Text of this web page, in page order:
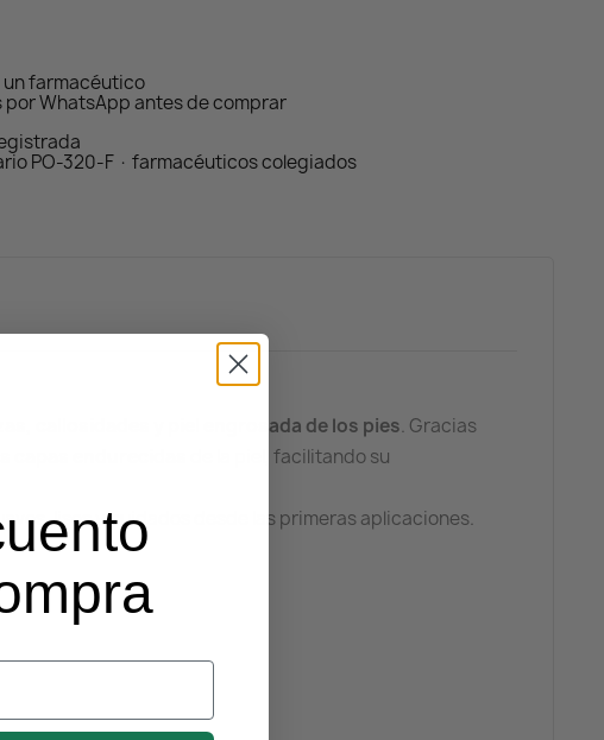
un farmacéutico
por WhatsApp antes de comprar
PO-320-F · farmacéuticos colegiados
callosidades y piel engrosada de los pies. Gracias
de la piel, facilitando su
lisos y cuidados desde las primeras aplicaciones.